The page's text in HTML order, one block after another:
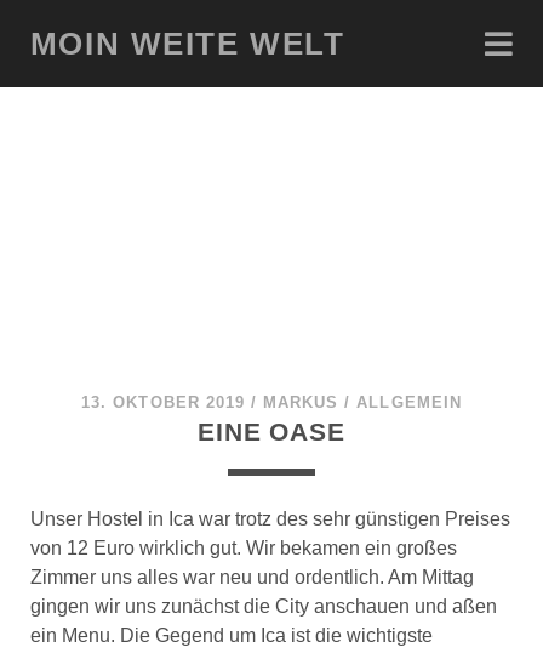
MOIN WEITE WELT
13. OKTOBER 2019 / MARKUS /ALLGEMEIN
EINE OASE
Unser Hostel in Ica war trotz des sehr günstigen Preises
von 12 Euro wirklich gut. Wir bekamen ein großes
Zimmer uns alles war neu und ordentlich. Am Mittag
gingen wir uns zunächst die City anschauen und aßen
ein Menu. Die Gegend um Ica ist die wichtigste